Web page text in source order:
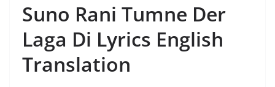
Suno Rani Tumne Der
Laga Di Lyrics English
Translation